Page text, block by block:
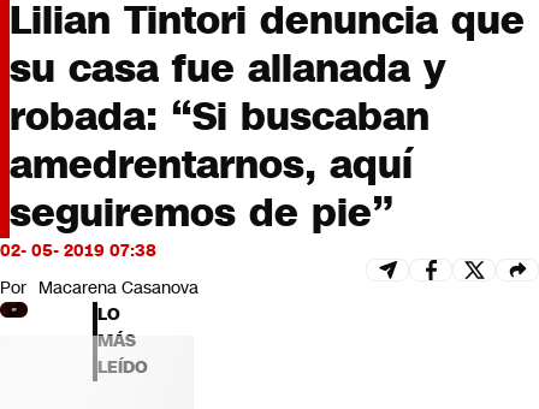
Deportes
Programas completos
Cultura
Servicios
Bits
CNN tiempo
Futuro 360
Opinión
Lilian Tintori denuncia que
su casa fue allanada y
robada: “Si buscaban
amedrentarnos, aquí
seguiremos de pie”
02- 05- 2019 07:38
Por Macarena Casanova
LO
MÁS
LEÍDO